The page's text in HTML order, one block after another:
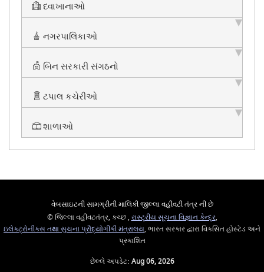
દવાખાનાઓ
નગરપાલિકાઓ
બિન સરકારી સંગઠનો
ટપાલ કચેરીઓ
શાળાઓ
વેબસાઇટની સામગ્રીની માલિકી જીલ્લા વહીવટી તંત્ર ની છે
© જિલ્લા વહીવટતંત્ર, કચ્છ , રાસ્ટ્રીય સૂચના વિજ્ઞાન કેન્દ્ર,
ઇલેક્ટ્રોનીક્સ તથા સુચના પ્રૌદ્યોગીકી મંત્રાલય, ભારત સરકાર દ્વારા વિકસિત હોસ્ટેડ અને
પ્રકાશિત
છેલ્લે અપડેટ: Aug 06, 2026